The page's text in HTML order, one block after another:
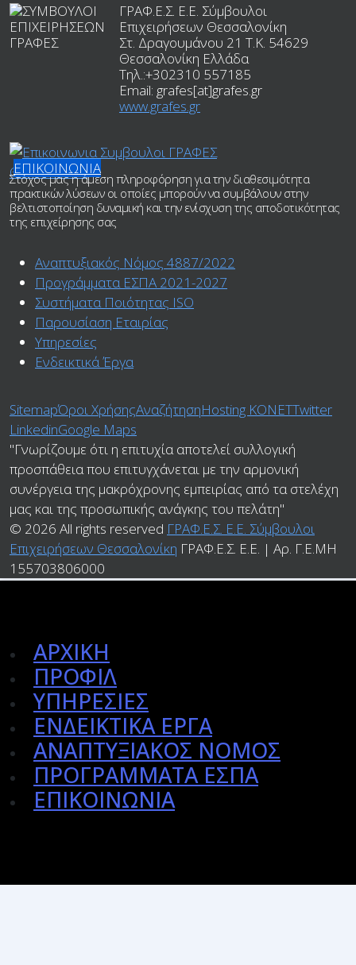
ΓΡΑΦ.Ε.Σ. Ε.Ε. Σύμβουλοι
Επιχειρήσεων Θεσσαλονίκη
Στ. Δραγουμάνου 21 T.K. 54629
Θεσσαλονίκη Ελλάδα
Τηλ.:+302310 557185
Email: grafes[at]grafes.gr
www.grafes.gr
ΕΠΙΚΟΙΝΩΝΙΑ
Στόχος μας η άμεση πληροφόρηση για την διαθεσιμότητα
πρακτικών λύσεων οι οποίες μπορούν να συμβάλουν στην
βελτιστοποίηση δυναμική και την ενίσχυση της αποδοτικότητας
της επιχείρησης σας
Αναπτυξιακός Νόμος 4887/2022
Προγράμματα ΕΣΠΑ 2021-2027
Συστήματα Ποιότητας ISO
Παρουσίαση Εταιρίας
Υπηρεσίες
Ενδεικτικά Έργα
SitemapΌροι ΧρήσηςΑναζήτησηΗosting ΚΟΝΕΤTwitter
LinkedinGoogle Maps
"Γνωρίζουμε ότι η επιτυχία αποτελεί συλλογική
προσπάθεια που επιτυγχάνεται με την αρμονική
συνέργεια της μακρόχρονης εμπειρίας από τα στελέχη
μας και της προσωπικής ανάγκης του πελάτη"
© 2026 All rights reserved ΓΡΑΦ.Ε.Σ. Ε.Ε. Σύμβουλοι
Επιχειρήσεων Θεσσαλονίκη ΓΡΑΦ.Ε.Σ. Ε.Ε. | Αρ. Γ.Ε.ΜΗ
155703806000
ΑΡΧΙΚΗ
ΠΡΟΦΙΛ
ΥΠΗΡΕΣΙΕΣ
ΕΝΔΕΙΚΤΙΚΑ ΕΡΓΑ
ΑΝΑΠΤΥΞΙΑΚΟΣ ΝΟΜΟΣ
ΠΡΟΓΡΑΜΜΑΤΑ ΕΣΠΑ
ΕΠΙΚΟΙΝΩΝΙΑ